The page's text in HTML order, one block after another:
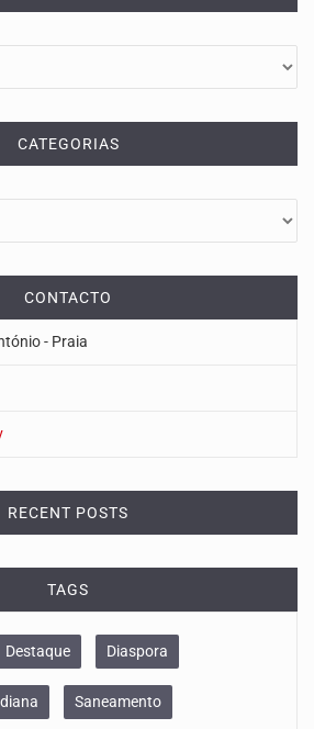
CATEGORIAS
CONTACTO
- Praia
RECENT POSTS
TAGS
Destaque Diaspora
Saneamento